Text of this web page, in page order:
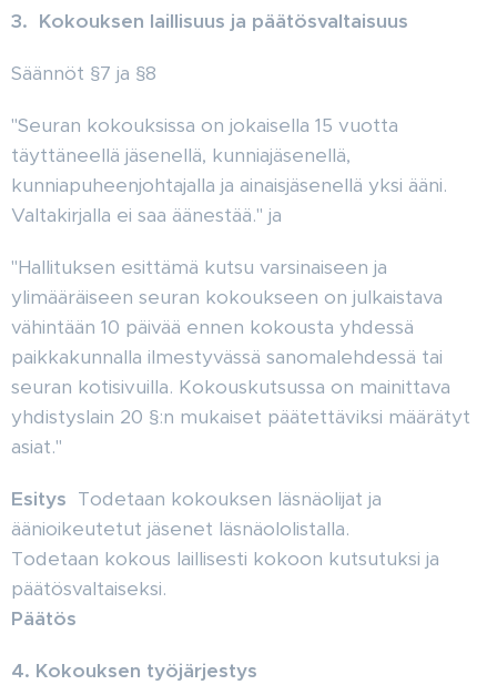
3. Kokouksen laillisuus ja päätösvaltaisuus
Säännöt §7 ja §8
"Seuran kokouksissa on jokaisella 15 vuotta
täyttäneellä jäsenellä, kunniajäsenellä,
kunniapuheenjohtajalla ja ainaisjäsenellä yksi ääni.
Valtakirjalla ei saa äänestää." ja
"Hallituksen esittämä kutsu varsinaiseen ja
ylimääräiseen seuran kokoukseen on julkaistava
vähintään 10 päivää ennen kokousta yhdessä
paikkakunnalla ilmestyvässä sanomalehdessä tai
seuran kotisivuilla. Kokouskutsussa on mainittava
yhdistyslain 20 §:n mukaiset päätettäviksi määrätyt
asiat."
Esitys Todetaan kokouksen läsnäolijat ja
äänioikeutetut jäsenet läsnäololistalla.
Todetaan kokous laillisesti kokoon kutsutuksi ja
päätösvaltaiseksi.
Päätös
4. Kokouksen työjärjestys